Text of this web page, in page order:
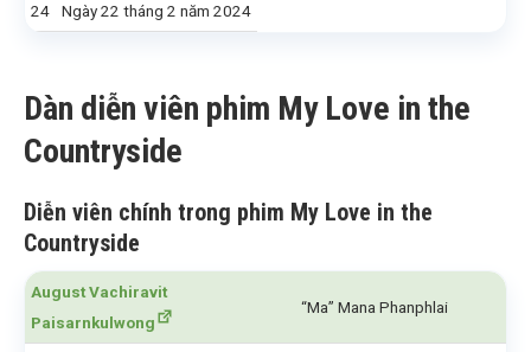
24 Ngày 22 tháng 2 năm 2024
Dàn diễn viên phim My Love in the
Countryside
Diễn viên chính trong phim My Love in the
Countryside
August Vachiravit
Paisarnkulwong
“Ma” Mana Phanphlai